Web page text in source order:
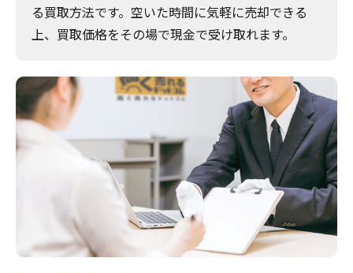
る買取方法です。空いた時間に気軽に売却できる
上、買取価格をその場で現金で受け取れます。